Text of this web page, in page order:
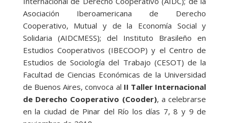
Asociación Iberoamericana de Derecho
Cooperativo, Mutual y de la Economía Social y
Solidaria (AIDCMESS); del Instituto Brasileño en
Estudios Cooperativos (IBECOOP) y el Centro de
Estudios de Sociología del Trabajo (CESOT) de la
Facultad de Ciencias Económicas de la Universidad
de Buenos Aires, convoca al II Taller Internacional
de Derecho Cooperativo (Cooder), a celebrarse
en la ciudad de Pinar del Río los días 7, 8 y 9 de